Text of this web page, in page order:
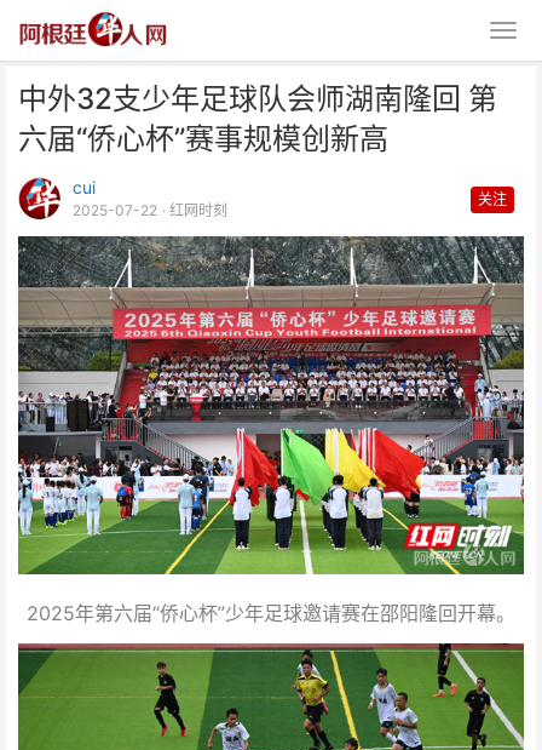
中外32支少年足球队会师湖南隆回 第
六届“侨心杯”赛事规模创新高
cui
2025-07-22 · 红网时刻
关注
2025年第六届“侨心杯”少年足球邀请赛在邵阳隆回开幕。
中外32支少年足球队会师湖南隆
回 第六届“侨心杯”赛